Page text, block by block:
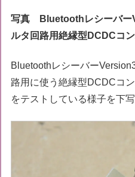
写真 Bluetoothレシーバー
ルタ回路用絶縁型DCDCコ
Bluetoothレシーバー
路用に使う絶縁型DCDCコ
をテストしている様子を下写